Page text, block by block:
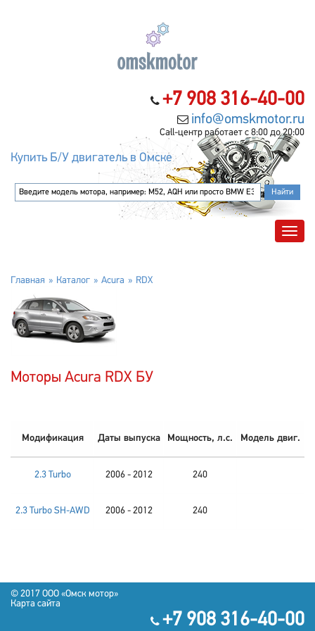
+7 908 316-40-00
info@omskmotor.ru
Call-центр работает с 8:00 до 20:00
Купить Б/У двигатель в Омске
Главная Каталог Acura RDX
Моторы Acura RDX БУ
Модификация Даты выпуска Мощность, л.с. Модель двиг.
2.3 Turbo 2006 - 2012 240
2.3 Turbo SH-AWD 2006 - 2012 240
© 2017 OOO «Омск мотор»
Карта сайта
+7 908 316-40-00